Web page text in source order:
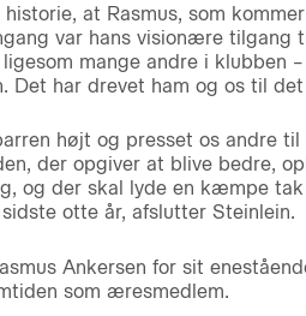
at Rasmus, som
var hans visionære tilgang
mange andre i
Det har drevet ham og os til
højt og presset os andre
der opgiver at blive bedre,
og der skal lyde en kæmpe
otte år, afslutter Steinlein.
Ankersen for sit
som æresmedlem.